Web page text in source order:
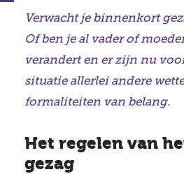
Verwacht je binnenkort
Of ben je al vader of
verandert en er zijn nu
situatie allerlei andere
formaliteiten van belang.
Het regelen van
gezag